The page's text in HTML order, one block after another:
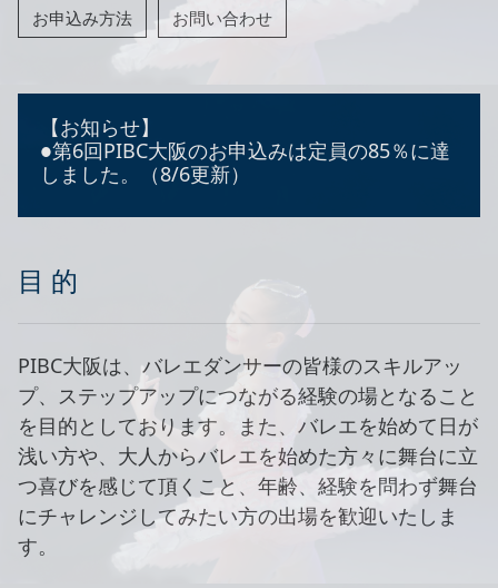
お申込み方法 お問い合わせ
【お知らせ】
●第6回PIBC大阪のお申込みは定員の85％に達
しました。（8/6更新）
目 的
PIBC大阪は、バレエダンサーの皆様のスキルアッ
プ、ステップアップにつながる経験の場となること
を目的としております。また、バレエを始めて日が
浅い方や、大人からバレエを始めた方々に舞台に立
つ喜びを感じて頂くこと、年齢、経験を問わず舞台
にチャレンジしてみたい方の出場を歓迎いたしま
す。